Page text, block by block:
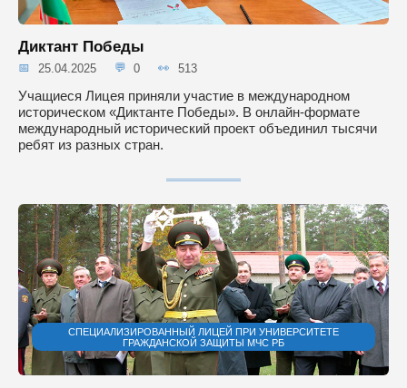
Диктант Победы
25.04.2025 0 513
Учащиеся Лицея приняли участие в международном
историческом «Диктанте Победы». В онлайн-формате
международный исторический проект объединил тысячи
ребят из разных стран.
СПЕЦИАЛИЗИРОВАННЫЙ ЛИЦЕЙ ПРИ УНИВЕРСИТЕТЕ
ГРАЖДАНСКОЙ ЗАЩИТЫ МЧС РБ